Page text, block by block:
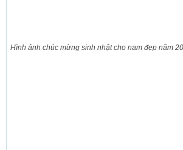
Hình ảnh chúc mừng sinh nhật cho nam đẹp năm